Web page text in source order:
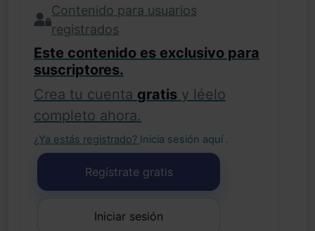
Contenido para usuarios
registrados
Este contenido es exclusivo para
suscriptores.
Crea tu cuenta gratis y léelo
completo ahora.
¿Ya estás registrado? Inicia sesión aquí .
Regístrate gratis
Iniciar sesión